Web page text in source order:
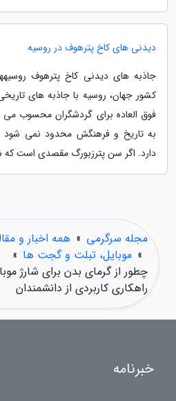
دیدنی های کاخ پترهوف در روسیه
جاذبه های دیدنی کاخ پترهوف
کشور جهان، روسیه با جاذبه های
فوق العاده برای گردشگران محسوب می
به تاریخ و فرهنگش محدود نمی
دارد. اگر سن پترزبورگ مقصدی است که
مجله سرگرمی » همه اخبار و
» موبایل، تبلت و گجت ها »
چطور از گرمای بدن برای شارژ
راهکاری کاربردی از دانشمندان
خبرنامه